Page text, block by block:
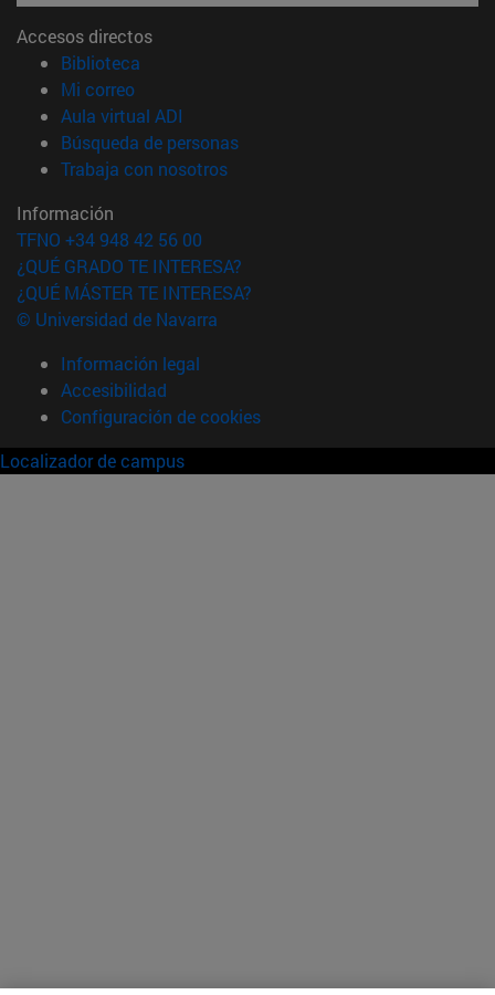
Accesos directos
Biblioteca
Mi correo(abre en nueva ventana)
Aula virtual ADI
Búsqueda de personas(abre en nueva ventana)
Trabaja con nosotros(abre en nueva ventana)
Información
TFNO +34 948 42 56 00
¿QUÉ GRADO TE INTERESA?
¿QUÉ MÁSTER TE INTERESA?
© Universidad de Navarra
Información legal
Accesibilidad
Configuración de cookies
Localizador de campus